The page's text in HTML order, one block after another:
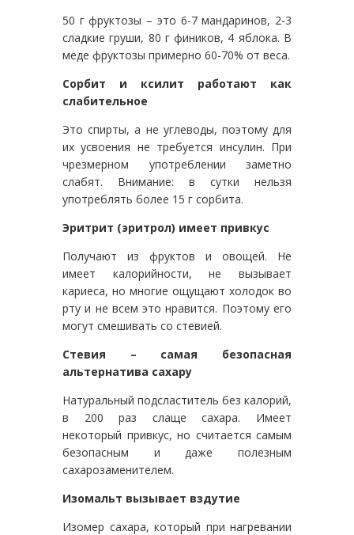
50 г фруктозы – это 6-7 мандаринов, 2-3
сладкие груши, 80 г фиников, 4 яблока. В
меде фруктозы примерно 60-70% от веса.
Сорбит и ксилит работают как
слабительное
Это спирты, а не углеводы, поэтому для
их усвоения не требуется инсулин. При
чрезмерном употреблении заметно
слабят. Внимание: в сутки нельзя
употреблять более 15 г сорбита.
Эритрит (эритрол) имеет привкус
Получают из фруктов и овощей. Не
имеет калорийности, не вызывает
кариеса, но многие ощущают холодок во
рту и не всем это нравится. Поэтому его
могут смешивать со стевией.
Стевия – самая безопасная
альтернатива сахару
Натуральный подсластитель без калорий,
в 200 раз слаще сахара. Имеет
некоторый привкус, но считается самым
безопасным и даже полезным
сахарозаменителем.
Изомальт вызывает вздутие
Изомер сахара, который при нагревании